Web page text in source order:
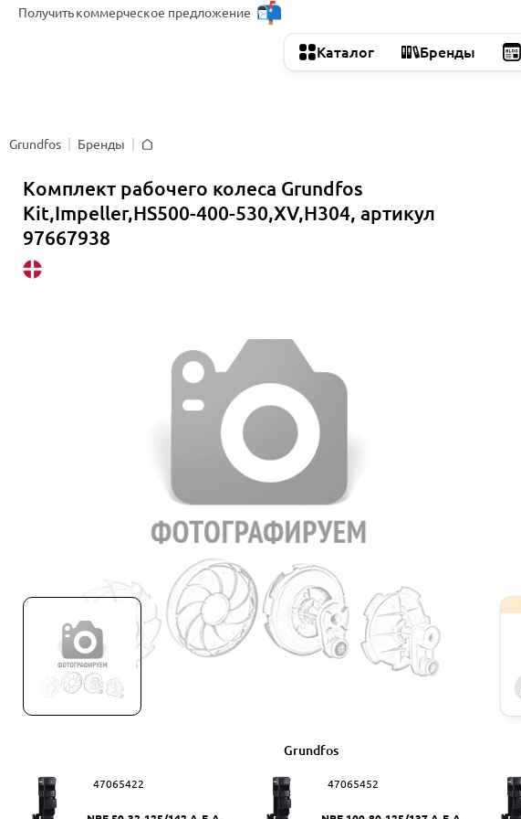
Получитькоммерческое предложение
Каталог Бренды
Grundfos
Бренды
Комплект рабочего колеса Grundfos
Kit,Impeller,HS500-400-530,XV,H304, артикул
97667938
Grundfos
47065422 47065452